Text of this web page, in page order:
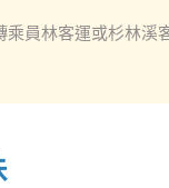
乘員林客運或杉林